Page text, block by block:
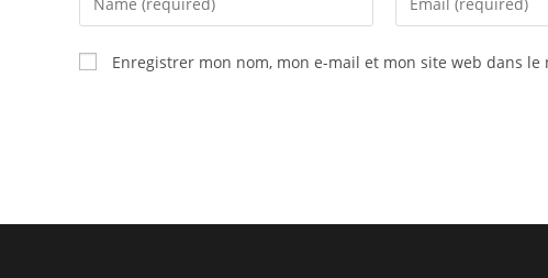
Enregistrer mon nom, mon e-mail et mon site web dans